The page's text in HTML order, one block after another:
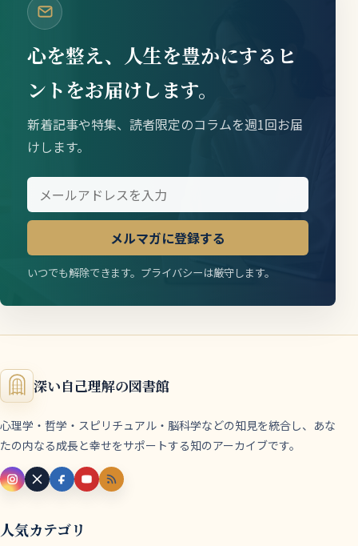
心を整え、人生を豊かにするヒ
ントをお届けします。
新着記事や特集、読者限定のコラムを週1回お届
けします。
メルマガに登録する
いつでも解除できます。プライバシーは厳守します。
深い自己理解の図書館
心理学・哲学・スピリチュアル・脳科学などの知見を統合し、あな
たの内なる成長と幸せをサポートする知のアーカイブです。
人気カテゴリ